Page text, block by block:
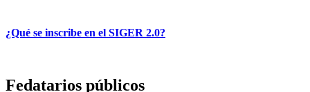
¿Qué se inscribe en el SIGER 2.0?
Fedatarios públicos